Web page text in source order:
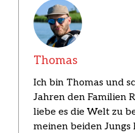
Thomas
Ich bin Thomas und
Jahren den Familien
liebe es die Welt zu
meinen beiden Jungs